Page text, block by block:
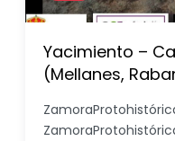
Yacimiento –
(Mellanes,